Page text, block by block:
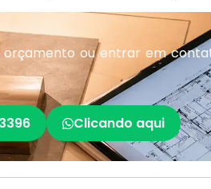
orçamento ou entrar em
Clicando aqui